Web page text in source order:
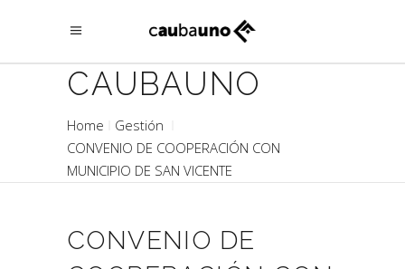
CAUBAUNO
Home
Gestión
CONVENIO DE COOPERACIÓN CON
MUNICIPIO DE SAN VICENTE
CONVENIO DE